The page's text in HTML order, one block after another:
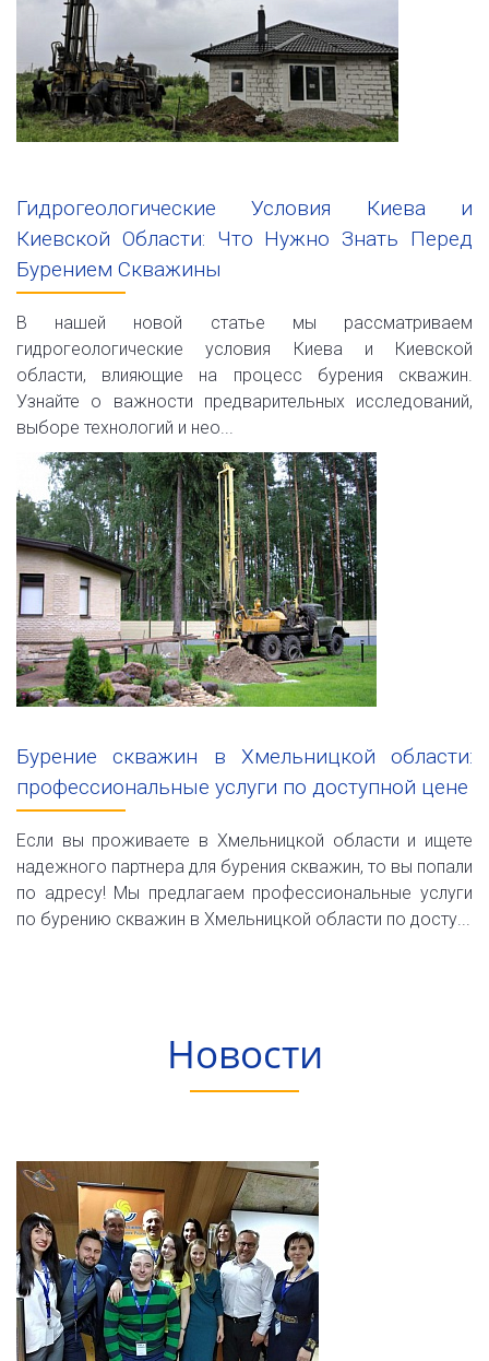
Гидрогеологические Условия Киева и
Киевской Области: Что Нужно Знать Перед
Бурением Скважины
В нашей новой статье мы рассматриваем
гидрогеологические условия Киева и Киевской
области, влияющие на процесс бурения скважин.
Узнайте о важности предварительных исследований,
выборе технологий и нео...
Бурение скважин в Хмельницкой области:
профессиональные услуги по доступной цене
Если вы проживаете в Хмельницкой области и ищете
надежного партнера для бурения скважин, то вы попали
по адресу! Мы предлагаем профессиональные услуги
по бурению скважин в Хмельницкой области по досту...
Новости